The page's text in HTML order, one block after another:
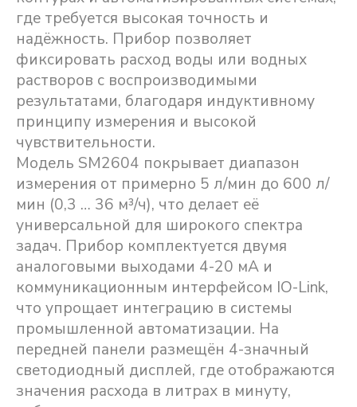
где требуется высокая точность и
надёжность. Прибор позволяет
фиксировать расход воды или водных
растворов с воспроизводимыми
результатами, благодаря индуктивному
принципу измерения и высокой
чувствительности.
Модель SM2604 покрывает диапазон
измерения от примерно 5 л/мин до 600 л/
мин (0,3 … 36 м³/ч), что делает её
универсальной для широкого спектра
задач. Прибор комплектуется двумя
аналоговыми выходами 4-20 мА и
коммуникационным интерфейсом IO-Link,
что упрощает интеграцию в системы
промышленной автоматизации. На
передней панели размещён 4-значный
светодиодный дисплей, где отображаются
значения расхода в литрах в минуту,